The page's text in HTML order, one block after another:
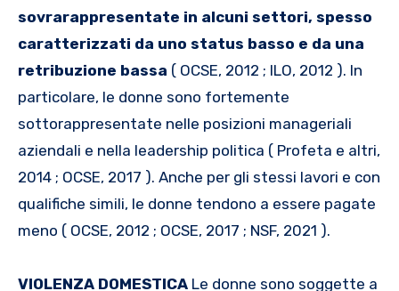
sovrarappresentate in alcuni settori, spesso
caratterizzati da uno status basso e da una
retribuzione bassa ( OCSE, 2012 ; ILO, 2012 ). In
particolare, le donne sono fortemente
sottorappresentate nelle posizioni manageriali
aziendali e nella leadership politica ( Profeta e altri,
2014 ; OCSE, 2017 ). Anche per gli stessi lavori e con
qualifiche simili, le donne tendono a essere pagate
meno ( OCSE, 2012 ; OCSE, 2017 ; NSF, 2021 ).
VIOLENZA DOMESTICA Le donne sono soggette a